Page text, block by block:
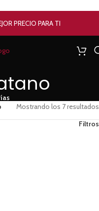
PRECIO PARA TI
Mostrando los 7 resultados
Filtros